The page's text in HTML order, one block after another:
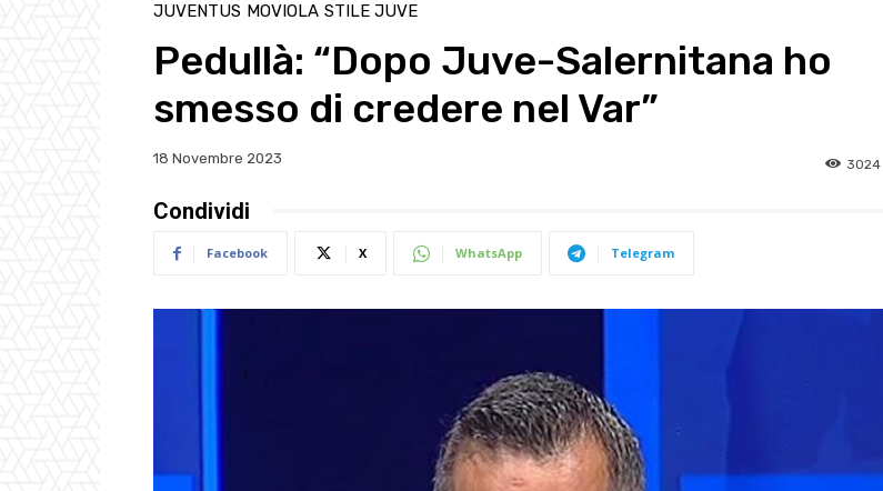
JUVENTUS MOVIOLA STILE JUVE
Pedullà: “Dopo Juve-Salernitana ho
smesso di credere nel Var”
18 Novembre 2023 3024
Condividi
Facebook X WhatsApp Telegram